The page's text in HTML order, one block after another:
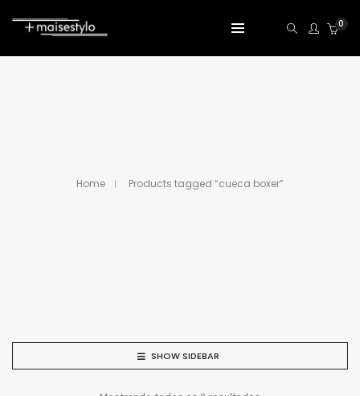
0
Home Products tagged “cueca boxer”
SHOW SIDEBAR